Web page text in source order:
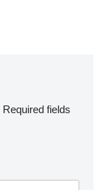
Required fields